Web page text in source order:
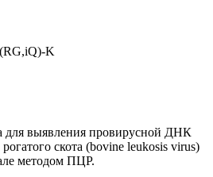
K
выявления провирусной ДНК
скота (bovine leukosis virus)
методом ПЦР.